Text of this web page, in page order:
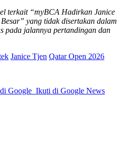
terkait “myBCA Hadirkan Janice
yang tidak disertakan dalam
pada jalannya pertandingan dan
Janice Tjen Qatar Open 2026
Google Ikuti di Google News